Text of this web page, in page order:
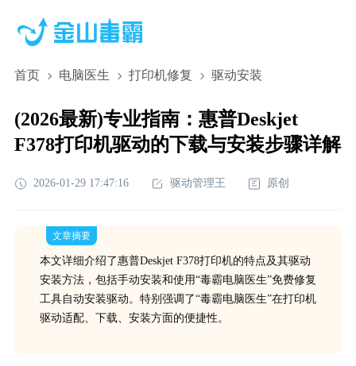
首页 电脑医生 打印机修复 驱动安装
(2026最新)专业指南：惠普Deskjet
F378打印机驱动的下载与安装步骤详解
2026-01-29 17:47:16 驱动管理王 原创
文章摘要
本文详细介绍了惠普Deskjet F378打印机的特点及其驱动
安装方法，包括手动安装和使用“毒霸电脑医生”免费修复
工具自动安装驱动。特别强调了“毒霸电脑医生”在打印机
驱动适配、下载、安装方面的便捷性。